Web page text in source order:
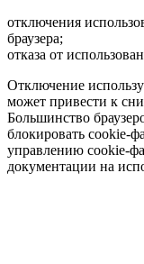
отключения
браузера;
отказа от
Отключение
может привести к
Большинство
блокировать cookie-
управлению cookie-
документации на